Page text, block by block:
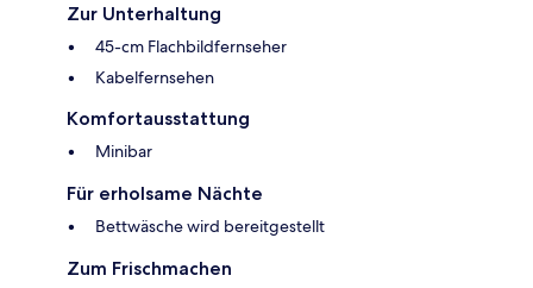
Zur Unterhaltung
45-cm Flachbildfernseher
Kabelfernsehen
Komfortausstattung
Minibar
Für erholsame Nächte
Bettwäsche wird bereitgestellt
Zum Frischmachen